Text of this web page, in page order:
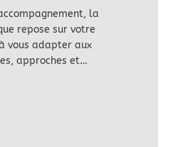
la
repose sur votre
vous adapter aux
approches et…